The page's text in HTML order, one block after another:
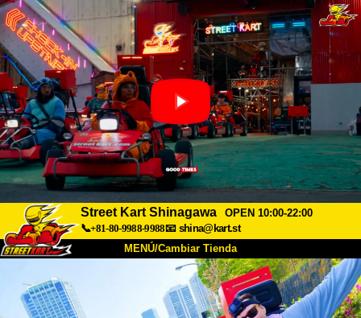
Street Kart Shinagawa
OPEN 10:00-22:00
📞+81-80-9988-9988📧 shina@kart.st
MENÚ/Cambiar Tienda
INICIO
Acerca de Especificaciones Precios